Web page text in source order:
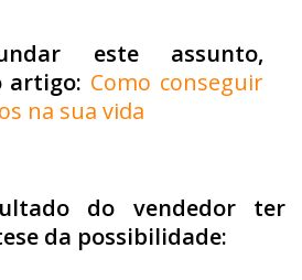
este assunto,
artigo: Como conseguir
na sua vida
do vendedor ter
da possibilidade: